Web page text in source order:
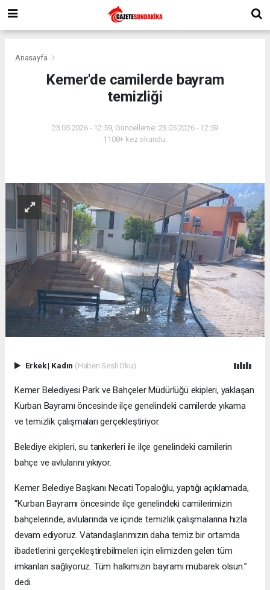
Anasayfa
Kemer'de camilerde bayram
temizliği
23.05.2026 - 12:59, Güncelleme: 23.05.2026 - 12:59
1108+ kez okundu.
Erkek| Kadın (Haberi Sesli Oku)
Kemer Belediyesi Park ve Bahçeler Müdürlüğü ekipleri, yaklaşan
Kurban Bayramı öncesinde ilçe genelindeki camilerde yıkama
ve temizlik çalışmaları gerçekleştiriyor.
Belediye ekipleri, su tankerleri ile ilçe genelindeki camilerin
bahçe ve avlularını yıkıyor.
Kemer Belediye Başkanı Necati Topaloğlu, yaptığı açıklamada,
“Kurban Bayramı öncesinde ilçe genelindeki camilerimizin
bahçelerinde, avlularında ve içinde temizlik çalışmalarına hızla
devam ediyoruz. Vatandaşlarımızın daha temiz bir ortamda
ibadetlerini gerçekleştirebilmeleri için elimizden gelen tüm
imkanları sağlıyoruz. Tüm halkımızın bayramı mübarek olsun.”
dedi.